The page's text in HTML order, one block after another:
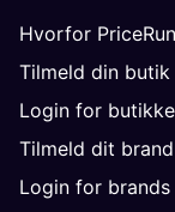
Hvorfor
Tilmeld din butik
Login for
Tilmeld dit brand
Login for brands